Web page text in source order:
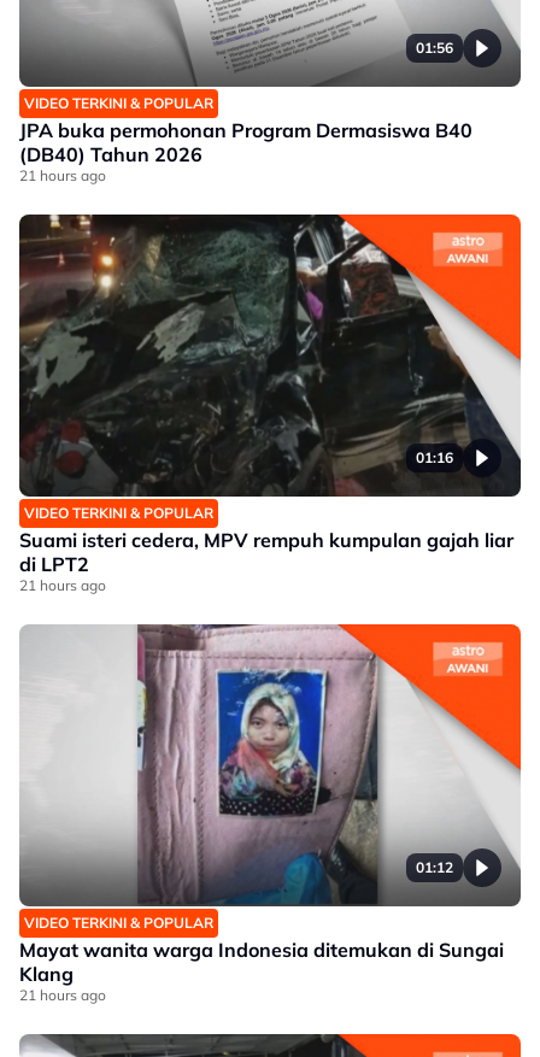
01:56
VIDEO TERKINI & POPULAR
JPA buka permohonan Program Dermasiswa B40
(DB40) Tahun 2026
21 hours ago
01:16
VIDEO TERKINI & POPULAR
Suami isteri cedera, MPV rempuh kumpulan gajah liar
di LPT2
21 hours ago
01:12
VIDEO TERKINI & POPULAR
Mayat wanita warga Indonesia ditemukan di Sungai
Klang
21 hours ago